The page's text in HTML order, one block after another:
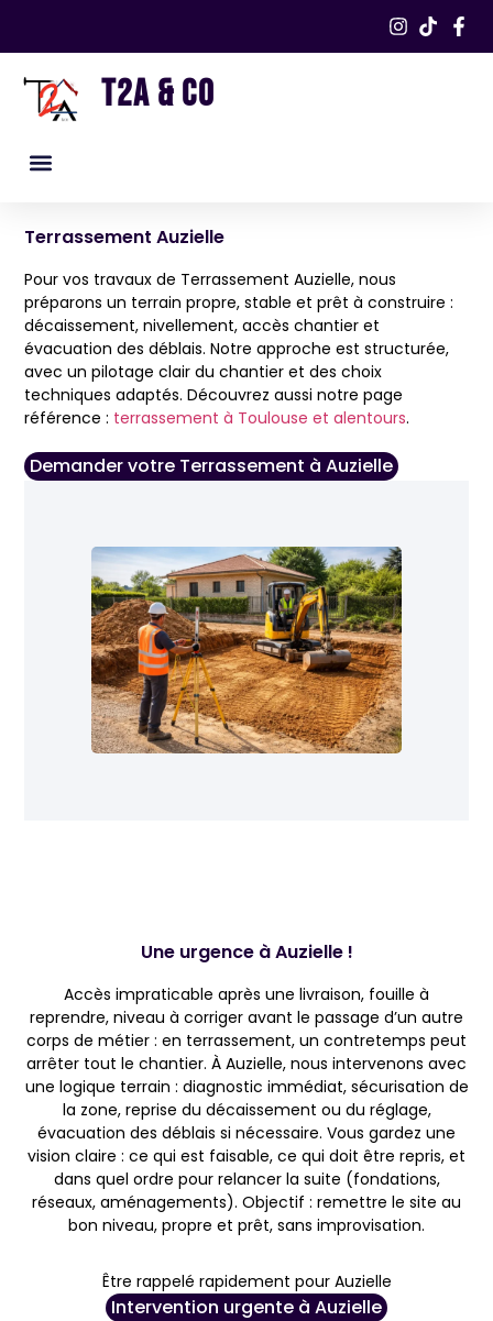
T2A & CO
Terrassement Auzielle
Pour vos travaux de Terrassement Auzielle, nous
préparons un terrain propre, stable et prêt à construire :
décaissement, nivellement, accès chantier et
évacuation des déblais. Notre approche est structurée,
avec un pilotage clair du chantier et des choix
techniques adaptés. Découvrez aussi notre page
référence : terrassement à Toulouse et alentours.
Demander votre Terrassement à Auzielle
Une urgence à Auzielle !
Accès impraticable après une livraison, fouille à
reprendre, niveau à corriger avant le passage d’un autre
corps de métier : en terrassement, un contretemps peut
arrêter tout le chantier. À Auzielle, nous intervenons avec
une logique terrain : diagnostic immédiat, sécurisation de
la zone, reprise du décaissement ou du réglage,
évacuation des déblais si nécessaire. Vous gardez une
vision claire : ce qui est faisable, ce qui doit être repris, et
dans quel ordre pour relancer la suite (fondations,
réseaux, aménagements). Objectif : remettre le site au
bon niveau, propre et prêt, sans improvisation.
Être rappelé rapidement pour Auzielle
Intervention urgente à Auzielle